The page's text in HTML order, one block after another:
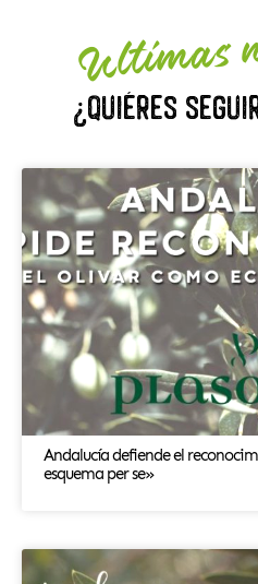
Ultimas
¿Quiéres
Andalucía defiende el
esquema per se»